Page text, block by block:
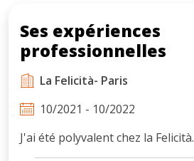
Ses expériences
professionnelles
La Felicità- Paris
10/2021 - 10/2022
J'ai été polyvalent chez la Felicità.